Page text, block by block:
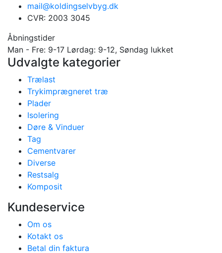
mail@koldingselvbyg.dk
CVR: 2003 3045
Åbningstider
Man - Fre: 9-17 Lørdag: 9-12, Søndag lukket
Udvalgte kategorier
Trælast
Trykimprægneret træ
Plader
Isolering
Døre & Vinduer
Tag
Cementvarer
Diverse
Restsalg
Komposit
Kundeservice
Om os
Kotakt os
Betal din faktura